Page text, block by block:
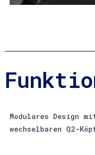
Modulares Design
wechselbaren Q2-